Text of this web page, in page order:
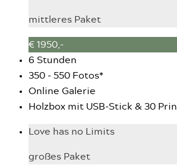
mittleres Paket
€ 1950,-
6 Stunden
350 - 550 Fotos*
Online Galerie
Holzbox mit USB-Stick & 30
Love has no Limits
großes Paket